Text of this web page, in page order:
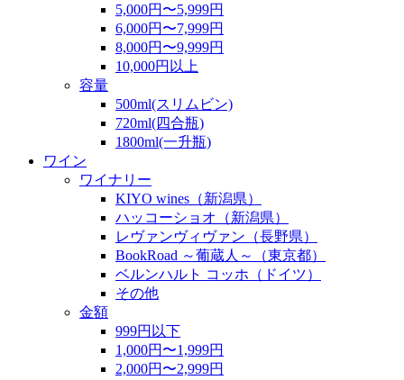
5,000円〜5,999円
6,000円〜7,999円
8,000円〜9,999円
10,000円以上
容量
500ml(スリムビン)
720ml(四合瓶)
1800ml(一升瓶)
ワイン
ワイナリー
KIYO wines（新潟県）
ハッコーショオ（新潟県）
レヴァンヴィヴァン（長野県）
BookRoad ～葡蔵人～（東京都）
ベルンハルト コッホ（ドイツ）
その他
金額
999円以下
1,000円〜1,999円
2,000円〜2,999円